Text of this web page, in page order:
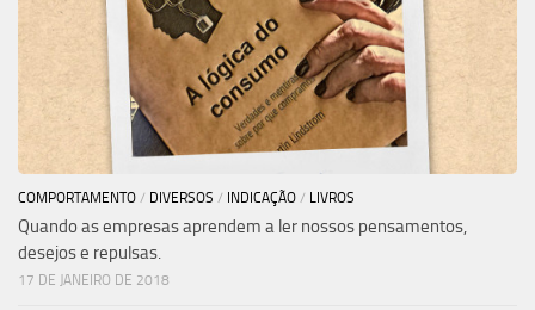
COMPORTAMENTO / DIVERSOS / INDICAÇÃO / LIVROS
Quando as empresas aprendem a ler nossos pensamentos,
desejos e repulsas.
17 DE JANEIRO DE 2018